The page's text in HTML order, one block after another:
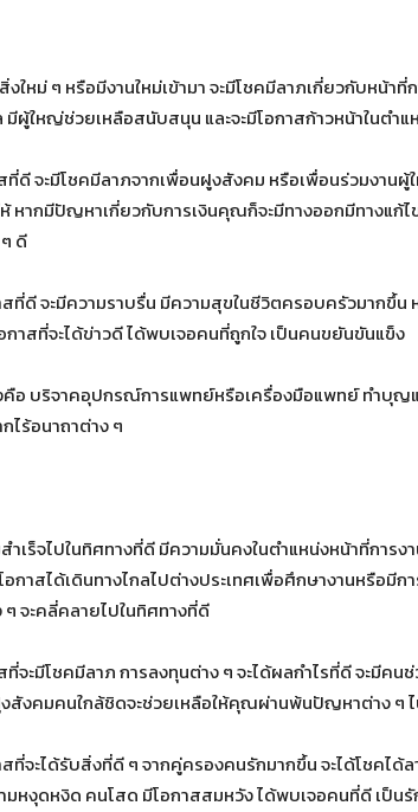
งใหม่ ๆ หรือมีงานใหม่เข้ามา จะมีโชคมีลาภเกี่ยวกับหน้าที่
มีผู้ใหญ่ช่วยเหลือสนับสนุน และจะมีโอกาสก้าวหน้าในตำแ
สที่ดี จะมีโชคมีลาภจากเพื่อนฝูงสังคม หรือเพื่อนร่วมงา
ห้ หากมีปัญหาเกี่ยวกับการเงินคุณก็จะมีทางออกมีทางแก้
ดี
ที่ดี จะมีความราบรื่น มีความสุขในชีวิตครอบครัวมากขึ้น
าสที่จะได้ข่าวดี ได้พบเจอคนที่ถูกใจ เป็นคนขยันขันแข็ง
คือ บริจาคอุปกรณ์การแพทย์หรือเครื่องมือแพทย์ ทำบุญ
ร้อนาถาต่าง ๆ
ำเร็จไปในทิศทางที่ดี มีความมั่นคงในตำแหน่งหน้าที่กา
าสได้เดินทางไกลไปต่างประเทศเพื่อศึกษางานหรือมีก
จะคลี่คลายไปในทิศทางที่ดี
ที่จะมีโชคมีลาภ การลงทุนต่าง ๆ จะได้ผลกำไรที่ดี จะมี
งสังคมคนใกล้ชิดจะช่วยเหลือให้คุณผ่านพ้นปัญหาต่าง ๆ
ที่จะได้รับสิ่งที่ดี ๆ จากคู่ครองคนรักมากขึ้น จะได้โชคได้
หงุดหงิด คนโสด มีโอกาสสมหวัง ได้พบเจอคนที่ดี เป็นรั